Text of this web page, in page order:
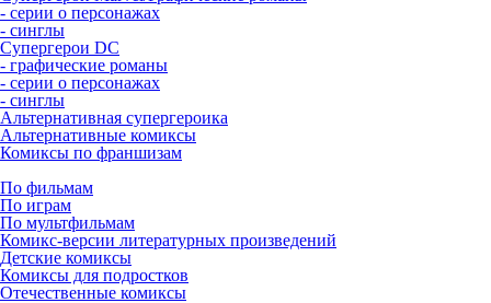
- серии о персонажах
- синглы
Супергерои DC
- графические романы
- серии о персонажах
- синглы
Альтернативная супергероика
Альтернативные комиксы
Комиксы по франшизам
По фильмам
По играм
По мультфильмам
Комикс-версии литературных произведений
Детские комиксы
Комиксы для подростков
Отечественные комиксы